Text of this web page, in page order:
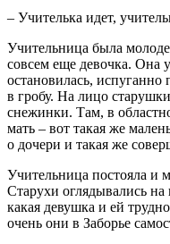
– Учителька идет,
Учительница была
совсем еще девочка. Она
остановилась,
в гробу. На лицо
снежинки. Там, в
мать – вот такая же
о дочери и такая же
Учительница постояла и
Старухи оглядывались на
какая девушка и ей
очень они в Заборье